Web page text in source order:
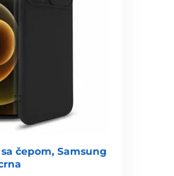
čepom, Samsung